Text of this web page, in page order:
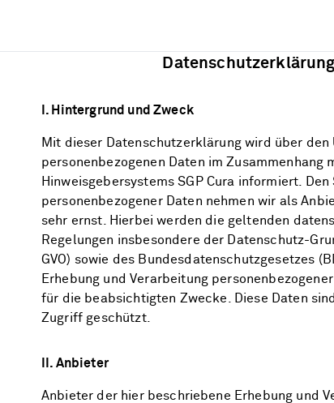
Datenschutzerklärung
I. Hintergrund und Zweck
Mit dieser Datenschutzerklärung wird über den
personenbezogenen Daten im Zusammenhang
Hinweisgebersystems SGP Cura informiert. Den
personenbezogener Daten nehmen wir als
sehr ernst. Hierbei werden die geltenden
Regelungen insbesondere der Datenschutz-
GVO) sowie des Bundesdatenschutzgesetzes
Erhebung und Verarbeitung
für die beabsichtigten Zwecke. Diese Daten
Zugriff geschützt.
II. Anbieter
Anbieter der hier beschriebene Erhebung und